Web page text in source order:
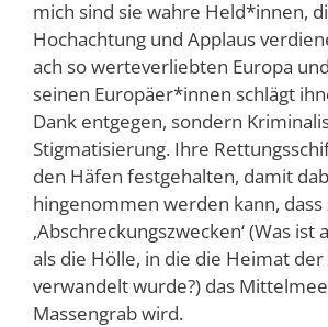
mich sind sie wahre Held*innen,
Hochachtung und Applaus
ach so werteverliebten Europa
seinen Europäer*innen schlägt
Dank entgegen, sondern
Stigmatisierung. Ihre
den Häfen festgehalten, damit
hingenommen werden kann, dass
‚Abschreckungszwecken‘ (Was
als die Hölle, in die die Heimat
verwandelt wurde?) das
Massengrab wird.